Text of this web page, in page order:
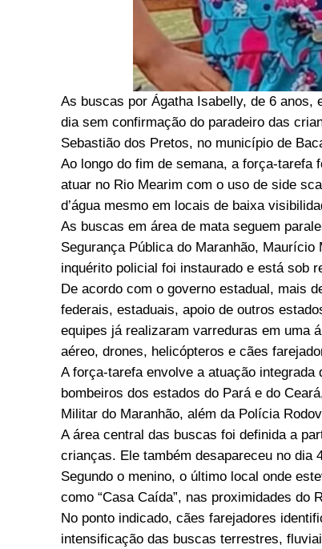
As buscas por Ágatha Isabelly, de 6 anos,
dia sem confirmação do paradeiro das
Sebastião dos Pretos, no município de
Ao longo do fim de semana, a força-tarefa
atuar no Rio Mearim com o uso de side
d’água mesmo em locais de baixa
As buscas em área de mata seguem
Segurança Pública do Maranhão,
inquérito policial foi instaurado e está sob
De acordo com o governo estadual, mais
federais, estaduais, apoio de outros
equipes já realizaram varreduras em uma
aéreo, drones, helicópteros e cães
A força-tarefa envolve a atuação
bombeiros dos estados do Pará e do
Militar do Maranhão, além da Polícia
A área central das buscas foi definida a
crianças. Ele também desapareceu no dia
Segundo o menino, o último local onde
como “Casa Caída”, nas proximidades do
No ponto indicado, cães farejadores
intensificação das buscas terrestres,